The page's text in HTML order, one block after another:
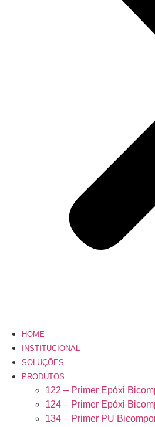
HOME
INSTITUCIONAL
SOLUÇÕES
PRODUTOS
122 – Primer Epóxi
124 – Primer Epóxi
134 – Primer PU